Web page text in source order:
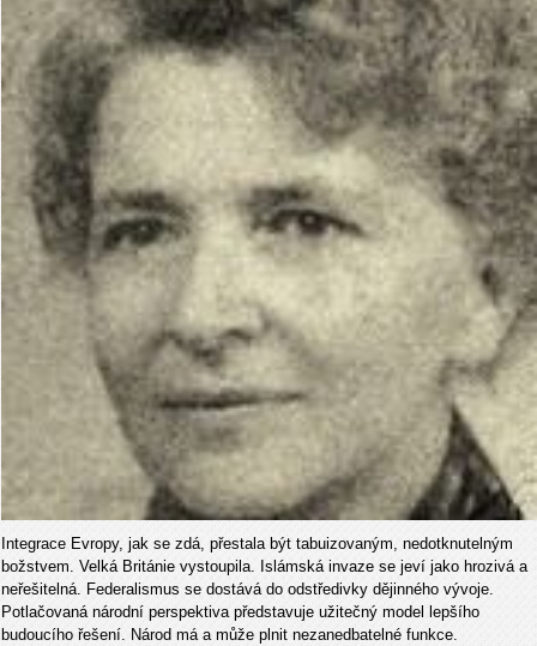
Integrace Evropy, jak se zdá, přestala být tabuizovaným, nedotknutelným
božstvem. Velká Británie vystoupila. Islámská invaze se jeví jako hrozivá a
neřešitelná. Federalismus se dostává do odstředivky dějinného vývoje.
Potlačovaná národní perspektiva představuje užitečný model lepšího
budoucího řešení. Národ má a může plnit nezanedbatelné funkce.